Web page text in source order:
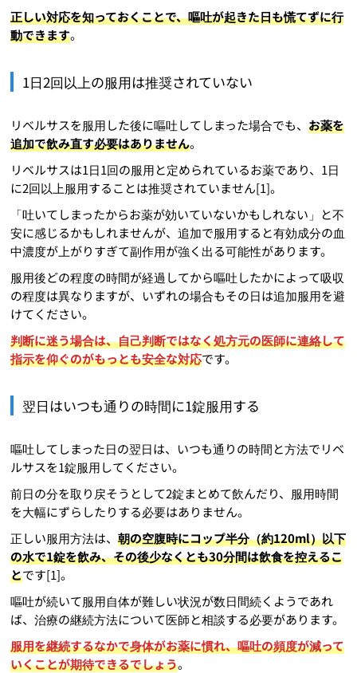
正しい対応を知っておくことで、嘔吐が起きた日も慌てずに行
動できます。
1日2回以上の服用は推奨されていない
リベルサスを服用した後に嘔吐してしまった場合でも、お薬を
追加で飲み直す必要はありません。
リベルサスは1日1回の服用と定められているお薬であり、1日
に2回以上服用することは推奨されていません[1]。
「吐いてしまったからお薬が効いていないかもしれない」と不
安に感じるかもしれませんが、追加で服用すると有効成分の血
中濃度が上がりすぎて副作用が強く出る可能性があります。
服用後どの程度の時間が経過してから嘔吐したかによって吸収
の程度は異なりますが、いずれの場合もその日は追加服用を避
けてください。
判断に迷う場合は、自己判断ではなく処方元の医師に連絡して
指示を仰ぐのがもっとも安全な対応です。
翌日はいつも通りの時間に1錠服用する
嘔吐してしまった日の翌日は、いつも通りの時間と方法でリベ
ルサスを1錠服用してください。
前日の分を取り戻そうとして2錠まとめて飲んだり、服用時間
を大幅にずらしたりする必要はありません。
正しい服用方法は、朝の空腹時にコップ半分（約120ml）以下
の水で1錠を飲み、その後少なくとも30分間は飲食を控えるこ
とです[1]。
嘔吐が続いて服用自体が難しい状況が数日間続くようであれ
ば、治療の継続方法について医師と相談する必要があります。
服用を継続するなかで身体がお薬に慣れ、嘔吐の頻度が減って
いくことが期待できるでしょう。